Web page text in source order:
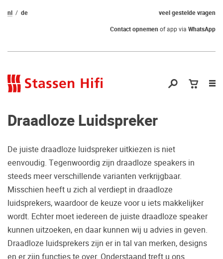
Nog geen keuze
gemaakt?
Waarom komt u niet bij ons luisteren?
Zo maakt u zeker de juiste keuze.
Vaak worden er producten gekocht op
aanraden van derden of bijvoorbeeld een
veel gestelde vragen
nl
de
Contact opnemenof app via WhatsApp
Draadloze Luidspreker
De juiste draadloze luidspreker uitkiezen is niet
eenvoudig. Tegenwoordig zijn draadloze speakers in
steeds meer verschillende varianten verkrijgbaar.
Misschien heeft u zich al verdiept in draadloze
luidsprekers, waardoor de keuze voor u iets makkelijker
wordt. Echter moet iedereen de juiste draadloze speaker
kunnen uitzoeken, en daar kunnen wij u advies in geven.
Draadloze luidsprekers zijn er in tal van merken, designs